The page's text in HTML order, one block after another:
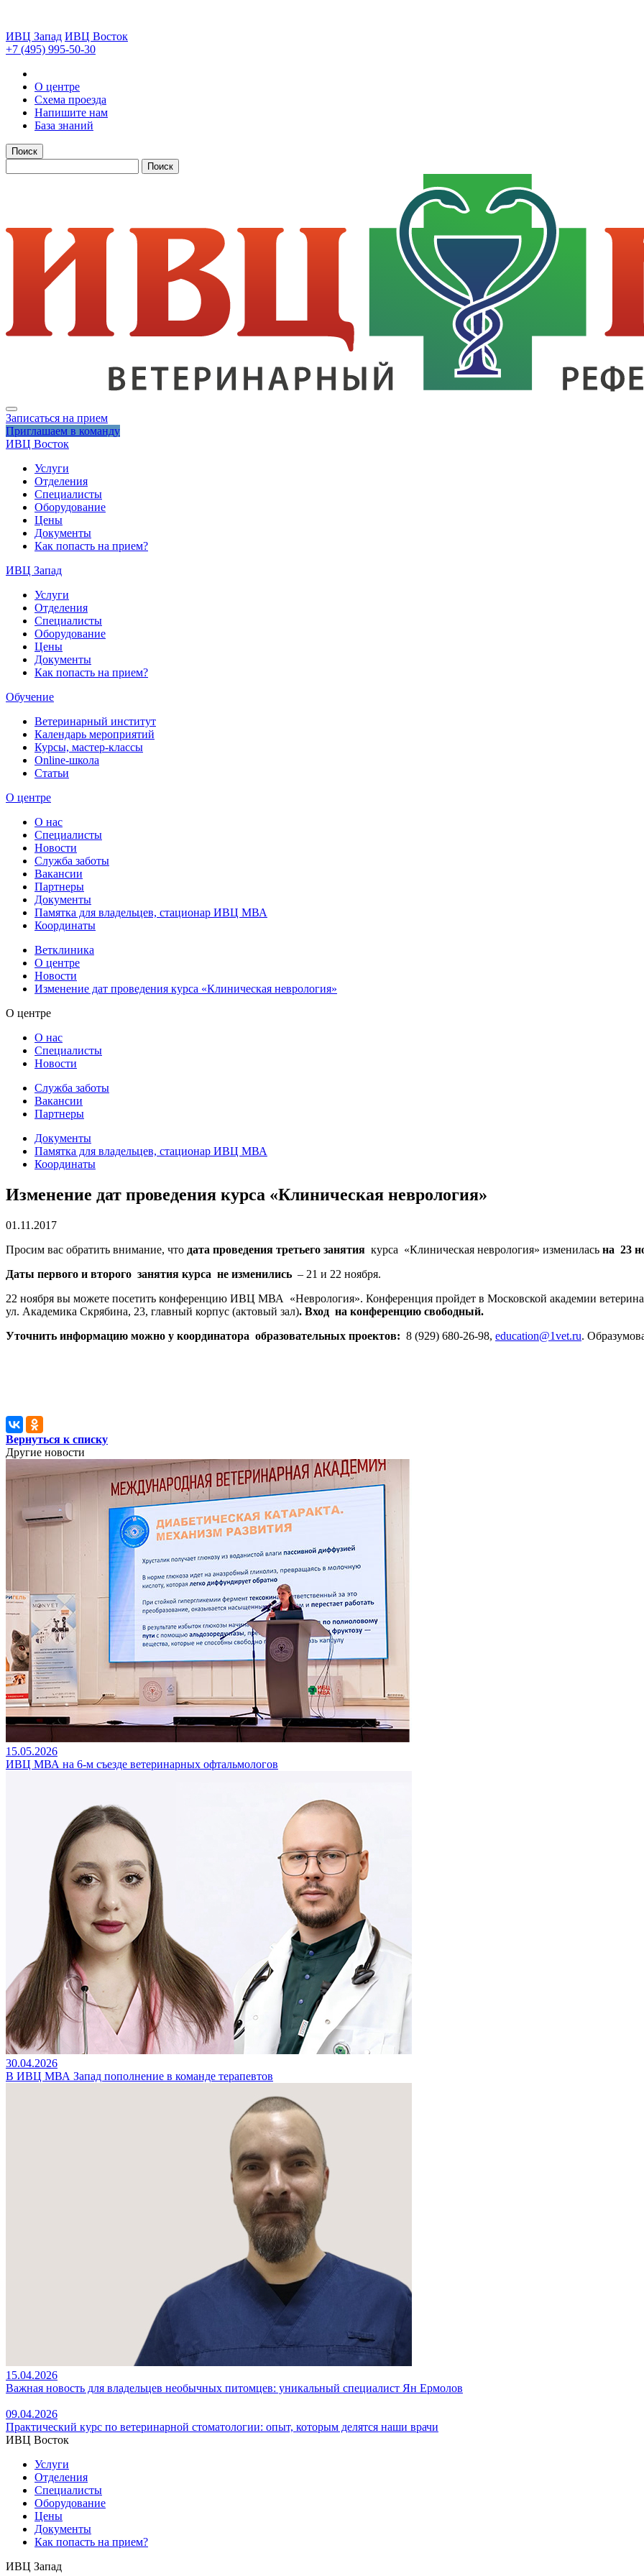
ИВЦ Запад ИВЦ Восток
+7 (495) 995-50-30
О центре
Схема проезда
Напишите нам
База знаний
Поиск
Поиск
Записаться на прием
Приглашаем в команду
ИВЦ Восток
Услуги
Отделения
Специалисты
Оборудование
Цены
Документы
Как попасть на прием?
ИВЦ Запад
Услуги
Отделения
Специалисты
Оборудование
Цены
Документы
Как попасть на прием?
Обучение
Ветеринарный институт
Календарь мероприятий
Курсы, мастер-классы
Online-школа
Статьи
О центре
О нас
Специалисты
Новости
Служба заботы
Вакансии
Партнеры
Документы
Памятка для владельцев, стационар ИВЦ МВА
Координаты
Ветклиника
О центре
Новости
Изменение дат проведения курса «Клиническая неврология»
О центре
О нас
Специалисты
Новости
Служба заботы
Вакансии
Партнеры
Документы
Памятка для владельцев, стационар ИВЦ МВА
Координаты
Изменение дат проведения курса «Клиническая неврология»
01.11.2017
Просим вас обратить внимание, что дата проведения третьего занятия курса «Клиническая неврология» изменилась на 23
Даты первого и второго занятия курса не изменились – 21 и 22 ноября.
22 ноября вы можете посетить конференцию ИВЦ МВА «Неврология». Конференция пройдет в Московской академии
ул. Академика Скрябина, 23, главный корпус (актовый зал). Вход на конференцию свободный.
Уточнить информацию можно у координатора образовательных проектов: 8 (929) 680-26-98, education@1vet.ru.
Вернуться к списку
Другие новости
15.05.2026
ИВЦ МВА на 6-м съезде ветеринарных офтальмологов
30.04.2026
В ИВЦ МВА Запад пополнение в команде терапевтов
15.04.2026
Важная новость для владельцев необычных питомцев: уникальный специалист Ян Ермолов
09.04.2026
Практический курс по ветеринарной стоматологии: опыт, которым делятся наши врачи
ИВЦ Восток
Услуги
Отделения
Специалисты
Оборудование
Цены
Документы
Как попасть на прием?
ИВЦ Запад